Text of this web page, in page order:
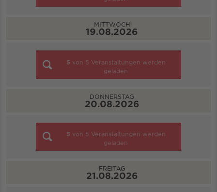
MITTWOCH
19.08.2026
5 von 5 Veranstaltungen werden
geladen
DONNERSTAG
20.08.2026
5 von 5 Veranstaltungen werden
geladen
FREITAG
21.08.2026